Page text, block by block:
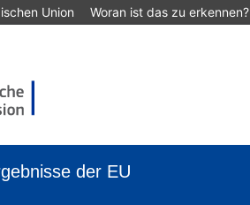
Union Woran ist das zu erkennen?
der EU